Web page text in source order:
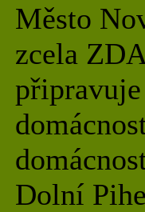
Město
zcela
Dolní